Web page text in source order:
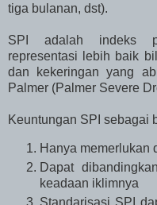
tiga bulanan, dst).
SPI adalah indeks
representasi lebih baik
dan kekeringan yang
Palmer (Palmer Severe
Keuntungan SPI sebagai
Hanya memerlukan
Dapat
keadaan iklimnya
Standarisasi SPI